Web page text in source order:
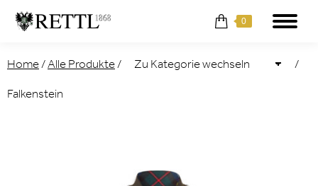
0
Home / Alle Produkte / /
Falkenstein